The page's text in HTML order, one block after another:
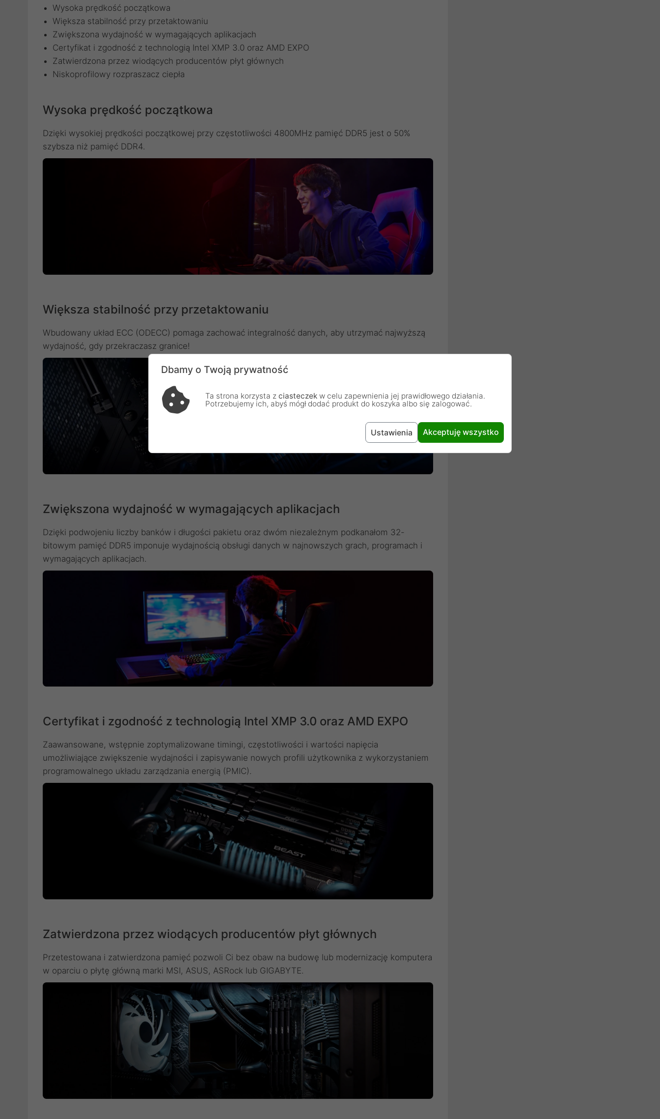
Wysoka prędkość początkowa
Większa stabilność przy przetaktowaniu
Zwiększona wydajność w wymagających aplikacjach
Certyfikat i zgodność z technologią Intel XMP 3.0 oraz AMD EXPO
Zatwierdzona przez wiodących producentów płyt głównych
Niskoprofilowy rozpraszacz ciepła
Wysoka prędkość początkowa
Dzięki wysokiej prędkości początkowej przy częstotliwości 4800MHz pamięć DDR5 jest o 50%
szybsza niż pamięć DDR4.
Większa stabilność przy przetaktowaniu
Wbudowany układ ECC (ODECC) pomaga zachować integralność danych, aby utrzymać najwyższą
wydajność, gdy przekraczasz granice!
Zwiększona wydajność w wymagających aplikacjach
Dzięki podwojeniu liczby banków i długości pakietu oraz dwóm niezależnym podkanałom 32-
bitowym pamięć DDR5 imponuje wydajnością obsługi danych w najnowszych grach, programach i
wymagających aplikacjach.
Certyfikat i zgodność z technologią Intel XMP 3.0 oraz AMD EXPO
Zaawansowane, wstępnie zoptymalizowane timingi, częstotliwości i wartości napięcia
umożliwiające zwiększenie wydajności i zapisywanie nowych profili użytkownika z wykorzystaniem
programowalnego układu zarządzania energią (PMIC).
Zatwierdzona przez wiodących producentów płyt głównych
Przetestowana i zatwierdzona pamięć pozwoli Ci bez obaw na budowę lub modernizację komputera
w oparciu o płytę główną marki MSI, ASUS, ASRock lub GIGABYTE.
Dbamy o Twoją prywatność
Ta strona korzysta z ciasteczek w celu zapewnienia jej prawidłowego działania.
Potrzebujemy ich, abyś mógł dodać produkt do koszyka albo się zalogować.
Ustawienia Akceptuję wszystko